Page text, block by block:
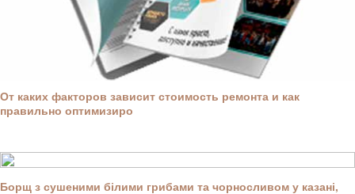
От каких факторов зависит стоимость ремонта и как
правильно оптимизиро
Борщ з сушеними білими грибами та чорносливом у казані,